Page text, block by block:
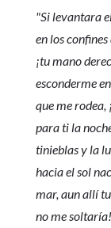
"Si levantara
en los
¡tu mano
esconderme
que me rodea,
para ti la
tinieblas y la
hacia el sol
mar, aun allí
no me